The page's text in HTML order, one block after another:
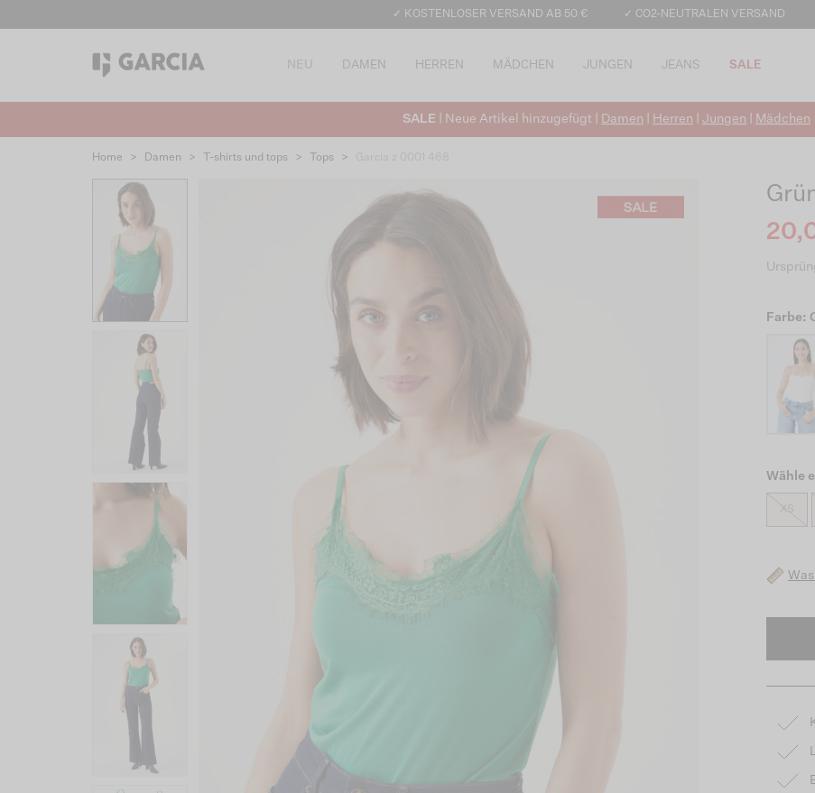
✓ KOSTENLOSER VERSAND AB 50 € ✓ CO2-NEUTRALEN VERSAND
NEU DAMEN HERREN MÄDCHEN JUNGEN JEANS SALE
SALE | Neue Artikel hinzugefügt | Damen Herren Jungen Mädchen
Home > Damen > T-shirts und tops > Tops >
Farbe:
Wähle
XS